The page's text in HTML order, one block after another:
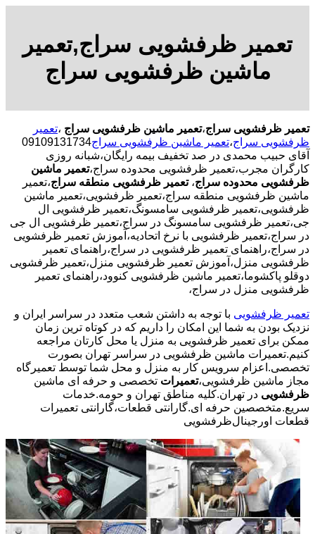
تعمیر ظرفشویی سراج,تعمیر
ماشین ظرفشویی سراج
تعمیر ظرفشویی سراج،تعمیر ماشین ظرفشویی سراج ،تعمیر
ظرفشویی سراج،تعمیر ماشین ظرفشویی سراج09109131734
آقای حبیب محمدی در صد تخفیف بیمه رایگان،شبانه روزی
کارگران مجرب،تعمیر ظرفشویی محدوده سراج،تعمیر ماشین
ظرفشویی محدوده سراج، تعمیر ظرفشویی منطقه سراج،تعمیر
ماشین ظرفشویی منطقه سراج،تعمیر ظرفشویی،تعمیر ماشین
ظرفشویی،تعمیر ظرفشویی سامسونگ،تعمیر ظرفشویی ال
جی،تعمیر ظرفشویی سامسونگ در سراج،تعمیر ظرفشویی ال جی
در سراج،تعمیر ظرفشویی با نرخ اتحادیه،آموزش تعمیر ظرفشویی
در سراج،راهنمای تعمیر ظرفشویی در سراج،راهنمای تعمیر
ظرفشویی منزل،آموزش تعمیر ظرفشویی منزل،تعمیر ظرفشویی
دوقلو پاکشوما،تعمیر ماشین ظرفشویی کنوود،راهنمای تعمیر
ظرفشویی منزل در سراج،
تعمیر ظرفشویی با توجه به داشتن شعب متعدد در سراسر ایران و
نزدیک بودن به شما این امکان را داریم که در کوتاه ترین زمان
ممکن برای تعمیر ظرفشویی به منزل یا محل کارتان مراجعه
کنیم.تعمیرات ماشین ظرفشویی در سراسر تهران بصورت
تخصصی.اعزام سرویس کار به منزل و محل شما توسط تعمیرگاه
مجاز ماشین ظرفشویی،تعمیرات تخصصی و حرفه ای ماشین
ظرفشویی در تهران.کلیه مناطق تهران و حومه.خدمات
سریع.متخصصین حرفه ای.گارانتی قطعات،گارانتی تعمیرات
قطعات اورجینالظرفشویی